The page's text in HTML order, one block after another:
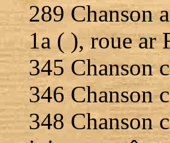
289 Chanson
1a ( ), roue ar
345 Chanson
346 Chanson
348 Chanson